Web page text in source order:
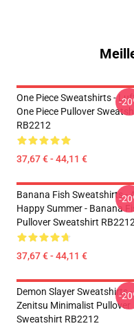
One Piece Sweatshirts -
One Piece Pullover
RB2212
37,67 € - 44,11 €
-
Banana Fish Sweatshirts -
Happy Summer - Banana
Pullover Sweatshirt RB2212
37,67 € - 44,11 €
-
Demon Slayer Sweatshirts -
Zenitsu Minimalist Pullover
Sweatshirt RB2212
-